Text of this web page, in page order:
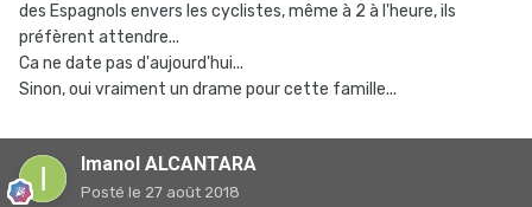
des Espagnols envers les cyclistes, même à 2 à l'heure, ils
préfèrent attendre...
Ca ne date pas d'aujourd'hui...
Sinon, oui vraiment un drame pour cette famille...
Imanol ALCANTARA
Posté le 27 août 2018